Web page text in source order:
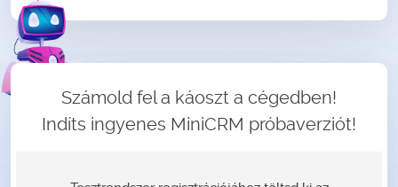
Számold fel a káoszt a cégedben!
Indíts ingyenes MiniCRM próbaverziót!